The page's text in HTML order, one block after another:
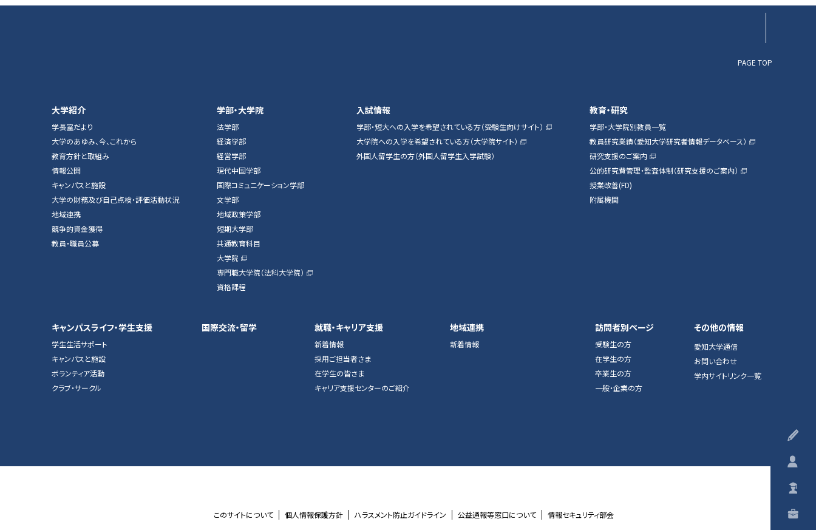
PAGE TOP
大学紹介
学長室だより
大学のあゆみ、今、これから
教育方針と取組み
情報公開
キャンパスと施設
大学の財務及び自己点検・評価活動状況
地域連携
競争的資金獲得
教員・職員公募
学部・大学院
法学部
経済学部
経営学部
現代中国学部
国際コミュニケーション学部
文学部
地域政策学部
短期大学部
共通教育科目
大学院
専門職大学院（法科大学院）
資格課程
入試情報
学部・短大への入学を希望されている方（受験生向けサイト）
大学院への入学を希望されている方（大学院サイト）
外国人留学生の方（外国人留学生入学試験）
教育・研究
学部・大学院別教員一覧
教員研究業績（愛知大学研究者情報データベース）
研究支援のご案内
公的研究費管理・監査体制（研究支援のご案内）
授業改善(FD)
附属機関
キャンパスライフ・学生支援
学生生活サポート
キャンパスと施設
ボランティア活動
クラブ・サークル
国際交流・留学 就職・キャリア支援
新着情報
採用ご担当者さま
在学生の皆さま
キャリア支援センターのご紹介
地域連携
新着情報
訪問者別ページ
受験生の方
在学生の方
卒業生の方
一般・企業の方
その他の情報
愛知大学通信
お問い合わせ
学内サイトリンク一覧
このサイトについて 個人情報保護方針 ハラスメント防止ガイドライン 公益通報等窓口について 情報セキュリティ部会